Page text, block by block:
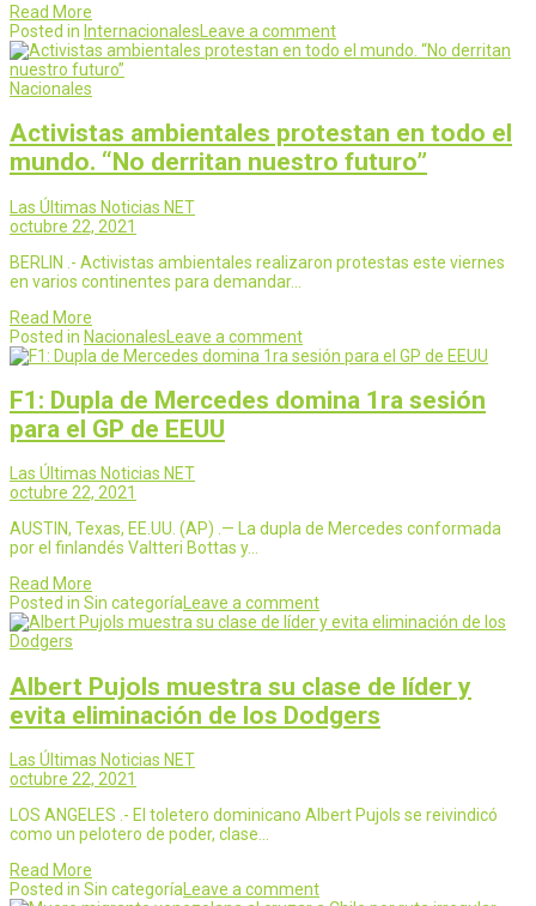
Read More
Posted in Internacionales Leave a comment
Nacionales
Activistas ambientales protestan en todo el
mundo. “No derritan nuestro futuro”
Las Últimas Noticias NET
octubre 22, 2021
BERLIN .- Activistas ambientales realizaron protestas este viernes
en varios continentes para demandar…
Read More
Posted in NacionalesLeave a comment
F1: Dupla de Mercedes domina 1ra sesión
para el GP de EEUU
Las Últimas Noticias NET
octubre 22, 2021
AUSTIN, Texas, EE.UU. (AP) .— La dupla de Mercedes conformada
por el finlandés Valtteri Bottas y…
Read More
Posted in Sin categoríaLeave a comment
Albert Pujols muestra su clase de líder y
evita eliminación de los Dodgers
Las Últimas Noticias NET
octubre 22, 2021
LOS ANGELES .- El toletero dominicano Albert Pujols se reivindicó
como un pelotero de poder, clase…
Read More
Posted in Sin categoríaLeave a comment